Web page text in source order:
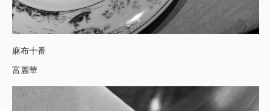
麻布十番
富麗華